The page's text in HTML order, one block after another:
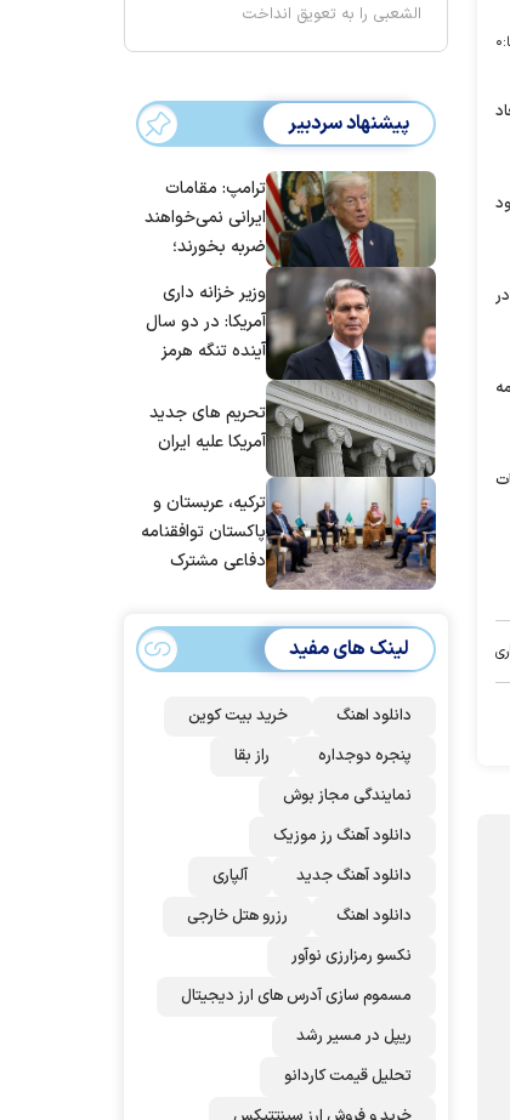
۰
می‌شود
الشعبی را به تعویق انداخت
پیشنهاد سردبیر
ترامپ: مقامات
ایرانی نمی‌خواهند
ضربه بخورند؛
توافق برسند
وزیر خزانه داری
آمریکا: در دو سال
آینده تنگه هرمز
شد
تحریم های جدید
آمریکا علیه ایران
ترکیه، عربستان و
پاکستان توافقنامه
دفاعی مشترک
لینک های مفید
دانلود اهنگ
خرید بیت کوین
پنجره دوجداره
راز بقا
نمایندگی مجاز بوش
دانلود آهنگ رز‌ موزیک
دانلود آهنگ جدید
آلپاری
دانلود اهنگ
رزرو هتل خارجی
نکسو رمزارزی نوآور
مسموم سازی آدرس های ارز دیجیتال
ریپل در مسیر رشد
تحلیل قیمت کاردانو